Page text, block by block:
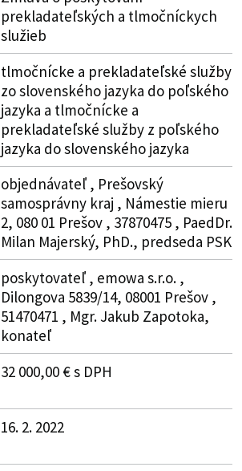
prekladateľských a tlmočníckych
služieb
tlmočnícke a prekladateľské služby
zo slovenského jazyka do poľského
jazyka a tlmočnícke a
prekladateľské služby z poľského
jazyka do slovenského jazyka
objednávateľ , Prešovský
samosprávny kraj , Námestie mieru
2, 080 01 Prešov , 37870475 , PaedDr.
Milan Majerský, PhD., predseda PSK
poskytovateľ , emowa s.r.o. ,
Dilongova 5839/14, 08001 Prešov ,
51470471 , Mgr. Jakub Zapotoka,
konateľ
32 000,00 € s DPH
16. 2. 2022